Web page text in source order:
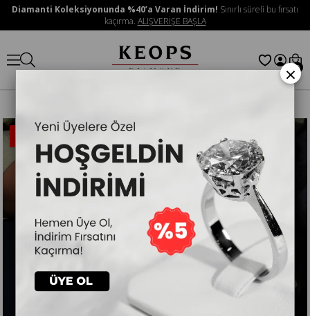
Diamanti Koleksiyonunda %40’a Varan İndirim! Sınırlı süreli bu fırsatı
kaçırma. ALIŞVERİŞE BAŞLA
0
İNDIRIMLI
×